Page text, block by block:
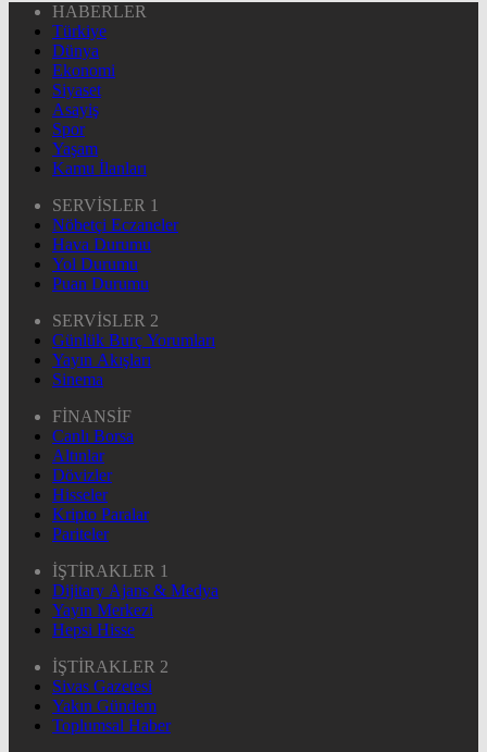
HABERLER
Türkiye
Dünya
Ekonomi
Siyaset
Asayiş
Spor
Yaşam
Kamu İlanları
SERVİSLER 1
Nöbetçi Eczaneler
Hava Durumu
Yol Durumu
Puan Durumu
SERVİSLER 2
Günlük Burç Yorumları
Yayın Akışları
Sinema
FİNANSİF
Canlı Borsa
Altınlar
Dövizler
Hisseler
Kripto Paralar
Pariteler
İŞTİRAKLER 1
Dijitary Ajans & Medya
Yayın Merkezi
Hepsi Hisse
İŞTİRAKLER 2
Sivas Gazetesi
Yakın Gündem
Toplumsal Haber